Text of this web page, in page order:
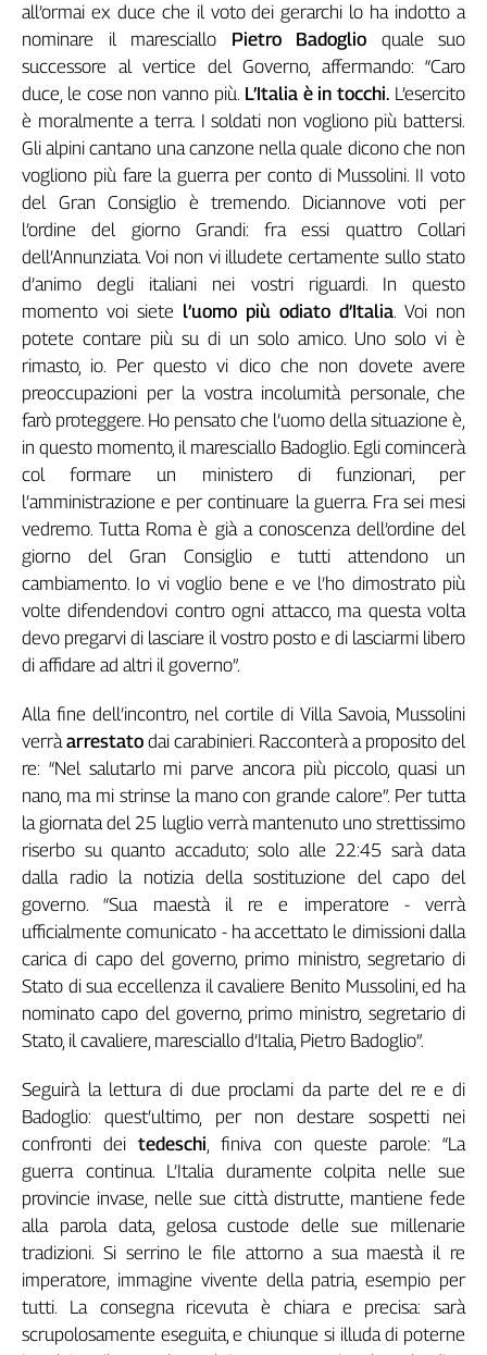
Puglia
Sardegna
Sicilia
Toscana
Trentino
Umbria
Valle
D'Aosta
Veneto
Archivio
Storico
1955-
2014
Cerca
Contatti
La
redazione
all’ormai ex duce che il voto dei gerarchi lo ha indotto a
nominare il maresciallo Pietro Badoglio quale suo
successore al vertice del Governo, affermando: “Caro
duce, le cose non vanno più. L’Italia è in tocchi. L’esercito
è moralmente a terra. I soldati non vogliono più battersi.
Gli alpini cantano una canzone nella quale dicono che non
vogliono più fare la guerra per conto di Mussolini. II voto
del Gran Consiglio è tremendo. Diciannove voti per
l’ordine del giorno Grandi: fra essi quattro Collari
dell’Annunziata. Voi non vi illudete certamente sullo stato
d’animo degli italiani nei vostri riguardi. In questo
momento voi siete l’uomo più odiato d’Italia. Voi non
potete contare più su di un solo amico. Uno solo vi è
rimasto, io. Per questo vi dico che non dovete avere
preoccupazioni per la vostra incolumità personale, che
farò proteggere. Ho pensato che l’uomo della situazione è,
in questo momento, il maresciallo Badoglio. Egli comincerà
col formare un ministero di funzionari, per
l’amministrazione e per continuare la guerra. Fra sei mesi
vedremo. Tutta Roma è già a conoscenza dell’ordine del
giorno del Gran Consiglio e tutti attendono un
cambiamento. Io vi voglio bene e ve l’ho dimostrato più
volte difendendovi contro ogni attacco, ma questa volta
devo pregarvi di lasciare il vostro posto e di lasciarmi libero
di affidare ad altri il governo”.
Alla fine dell’incontro, nel cortile di Villa Savoia, Mussolini
verràarrestato dai carabinieri. Racconterà a proposito del
re: “Nel salutarlo mi parve ancora più piccolo, quasi un
nano, ma mi strinse la mano con grande calore”. Per tutta
la giornata del 25 luglio verrà mantenuto uno strettissimo
riserbo su quanto accaduto; solo alle 22:45 sarà data
dalla radio la notizia della sostituzione del capo del
governo. “Sua maestà il re e imperatore - verrà
ufficialmente comunicato - ha accettato le dimissioni dalla
carica di capo del governo, primo ministro, segretario di
Stato di sua eccellenza il cavaliere Benito Mussolini, ed ha
nominato capo del governo, primo ministro, segretario di
Stato, il cavaliere, maresciallo d’Italia, Pietro Badoglio”.
Seguirà la lettura di due proclami da parte del re e di
Badoglio: quest’ultimo, per non destare sospetti nei
confronti deitedeschi, finiva con queste parole: “La
guerra continua. L’Italia duramente colpita nelle sue
provincie invase, nelle sue città distrutte, mantiene fede
alla parola data, gelosa custode delle sue millenarie
tradizioni. Si serrino le file attorno a sua maestà il re
imperatore, immagine vivente della patria, esempio per
tutti. La consegna ricevuta è chiara e precisa: sarà
scrupolosamente eseguita, e chiunque si illuda di poterne